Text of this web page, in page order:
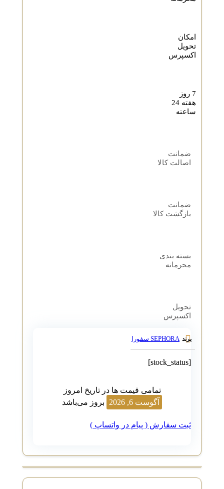
تحویل
اکسپرس
هفته 24
ساعته
ضمانت
اصالت کالا
ضمانت
بازگشت کالا
بسته بندی
محرمانه
تحویل
اکسپرس
SEPHORA سفورا
تمامی قیمت ها در تاریخ امروز
آگوست 6, 2026
بروز می‌باشد
ثبت سفارش ( پیام در واتساپ )